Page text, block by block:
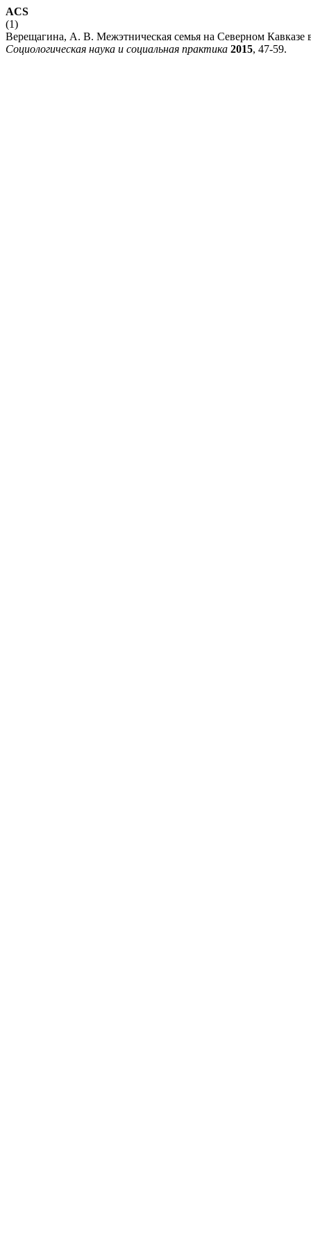
ACS
(1)
Верещагина, А. В. Межэтническая семья на Северном Кавказе
Социологическая наука и социальная практика 2015, 47-59.